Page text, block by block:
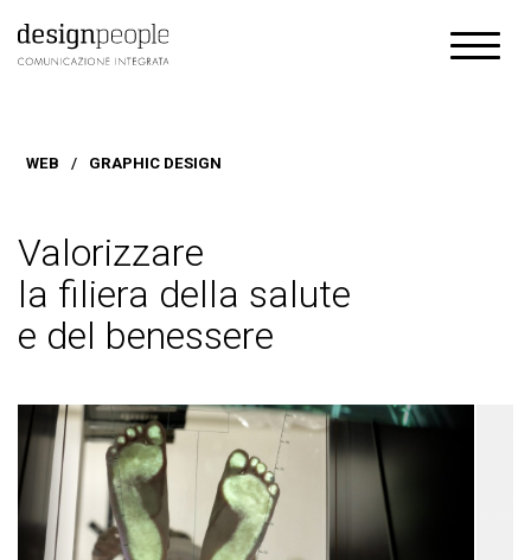
WEB / GRAPHIC DESIGN
Valorizzare
la filiera della salute
e del benessere